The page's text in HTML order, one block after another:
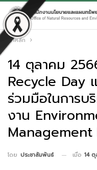
หน้าหลัก
14 ตุลาคม
Recycle Day
ร่วมมือในการบ
งาน
Management
โดย ประชาสัมพันธ์ เมื่อ 14